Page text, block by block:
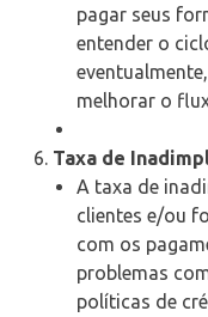
pagar seus
entender o
melhorar o
Taxa de
A taxa de
clientes e/ou
com os
problemas
políticas de